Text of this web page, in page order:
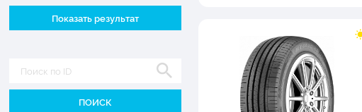
Ширина
Диаметр
Показать результат